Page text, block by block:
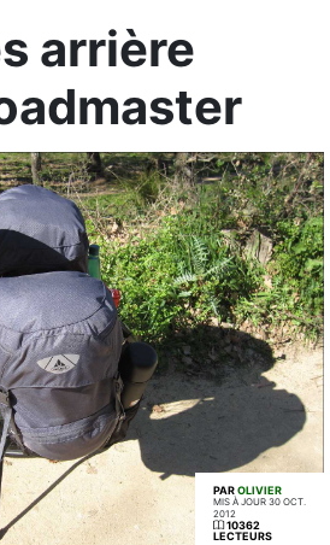
arrière
PAROLIVIER
MIS À JOUR 30 OCT.
2012
10362
LECTEURS